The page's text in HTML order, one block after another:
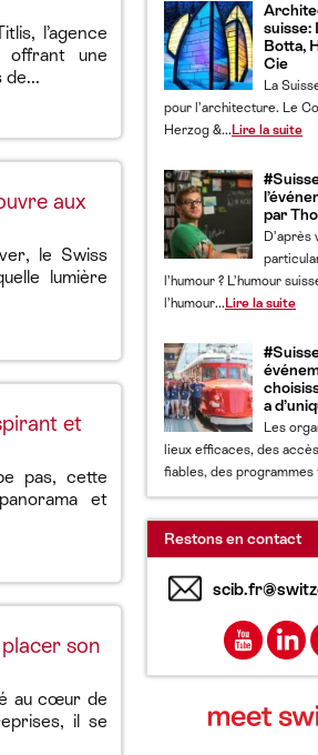
l’agence
offrant une
de...
aux
le Swiss
lumière
et
pas, cette
et
son
au cœur de
il se
suisse:
Botta,
Cie
La
pour l’architecture. Le
Herzog &... Lire la suite
par
D’après
l’humour ? L’humour
l’humour... Lire la suite
a
Les
lieux efficaces, des
fiables, des programmes
Restons en contact